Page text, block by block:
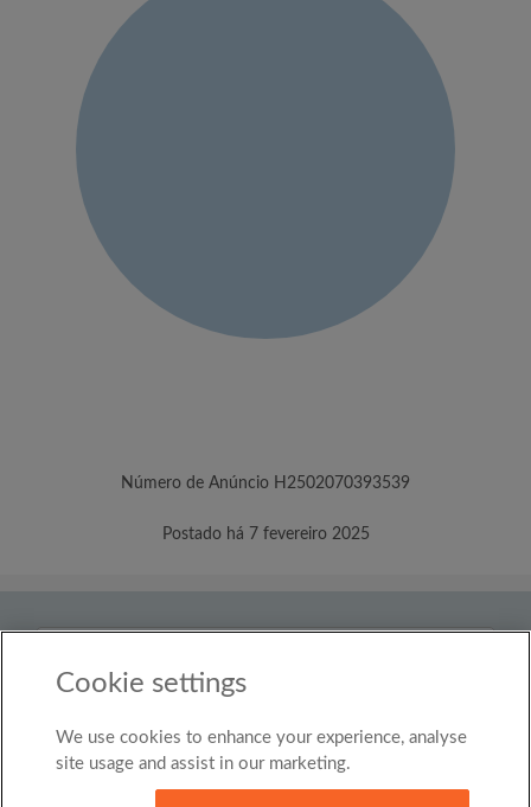
Número de Anúncio H2502070393539
Postado há 7 fevereiro 2025
Portugal
© Roomgo Limited 2025 - 21 Market Place, Stockport,
United Kingdom, SK1 1EU
Cookie settings
We use cookies to enhance your experience, analyse
site usage and assist in our marketing.